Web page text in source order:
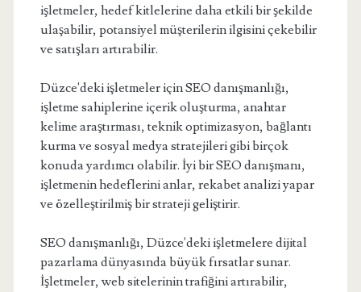
işletmeler, hedef kitlelerine daha etkili bir şekilde
ulaşabilir, potansiyel müşterilerin ilgisini çekebilir
ve satışları artırabilir.
Düzce'deki işletmeler için SEO danışmanlığı,
işletme sahiplerine içerik oluşturma, anahtar
kelime araştırması, teknik optimizasyon, bağlantı
kurma ve sosyal medya stratejileri gibi birçok
konuda yardımcı olabilir. İyi bir SEO danışmanı,
işletmenin hedeflerini anlar, rekabet analizi yapar
ve özelleştirilmiş bir strateji geliştirir.
SEO danışmanlığı, Düzce'deki işletmelere dijital
pazarlama dünyasında büyük fırsatlar sunar.
İşletmeler, web sitelerinin trafiğini artırabilir,